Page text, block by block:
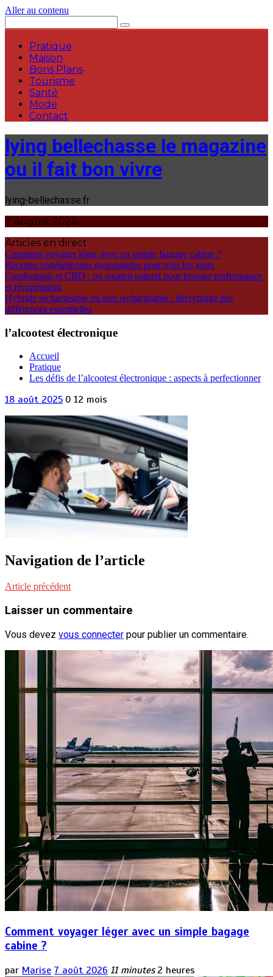
Aller au contenu
Pratique
Maison
Bons Plans
Tourisme
Santé
Mode
Contact
lying bellechasse le magazine
ou il fait bon vivre
lying-bellechasse.fr
7 August 2026
Articles en direct
Comment voyager léger avec un simple bagage cabine ?
Recettes végétariennes gourmandes pour tous les jours
Combattants et CBD : un soutien naturel pour booster performance
et récupération
Hybride rechargeable ou non rechargeable : décryptage des
différences essentielles
l’alcootest électronique
Accueil
Pratique
Les défis de l’alcootest électronique : aspects à perfectionner
18 août 2025 0 12 mois
Navigation de l’article
Article précédent
Laisser un commentaire
Vous devez vous connecter pour publier un commentaire.
Comment voyager léger avec un simple bagage
cabine ?
par Marise 7 août 2026 11 minutes 2 heures